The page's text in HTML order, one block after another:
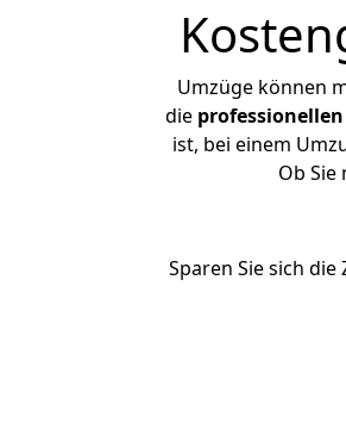
Umzüge können
die
ist, bei einem
Ob
Sparen Sie sich